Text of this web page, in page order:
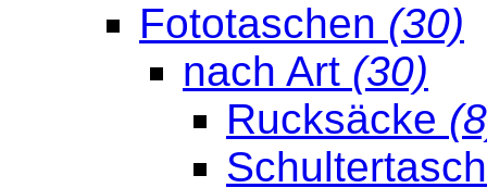
Fototaschen (30)
nach Art (30)
Rucksäcke